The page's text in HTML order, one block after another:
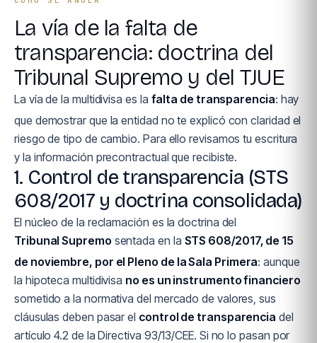
La vía de la falta de
transparencia: doctrina del
Tribunal Supremo y del TJUE
La vía de la multidivisa es la falta de transparencia: hay
que demostrar que la entidad no te explicó con claridad el
riesgo de tipo de cambio. Para ello revisamos tu escritura
y la información precontractual que recibiste.
1. Control de transparencia (STS
608/2017 y doctrina consolidada)
El núcleo de la reclamación es la doctrina del
Tribunal Supremo sentada en la STS 608/2017, de 15
de noviembre, por el Pleno de la Sala Primera: aunque
la hipoteca multidivisa no es un instrumento financiero
sometido a la normativa del mercado de valores, sus
cláusulas deben pasar el control de transparencia del
artículo 4.2 de la Directiva 93/13/CEE. Si no lo pasan por